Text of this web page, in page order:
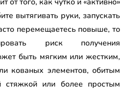
вытягивать руки, запускать
перемещаетесь повыше, то
риск получения
быть мягким или жестким,
кованых элементов, обитым
стяжкой или более простым